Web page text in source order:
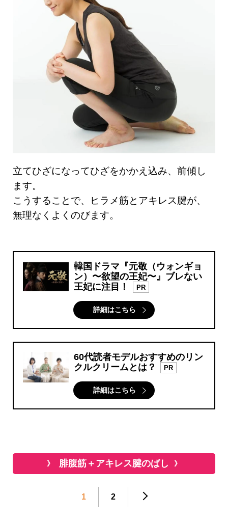
立てひざになってひざをかかえ込み、前傾し
ます。
こうすることで、ヒラメ筋とアキレス腱が、
無理なくよくのびます。
韓国ドラマ『元敬（ウォンギョ
ン）〜欲望の王妃〜』ブレない
王妃に注目！
PR
詳細はこちら
60代読者モデルおすすめのリン
クルクリームとは？
PR
詳細はこちら
腓腹筋＋アキレス腱のばし
1 2